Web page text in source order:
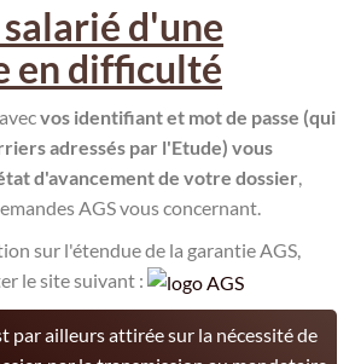
d'une
en difficulté
vos identifiant et mot de passe (qui
adressés par l'Etude) vous
d'avancement de votre dossier
AGS vous concernant.
sur l'étendue de la garantie AGS,
le site suivant :
par ailleurs attirée sur la nécessité de